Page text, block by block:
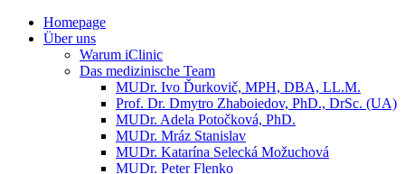
Homepage
Über uns
Warum iClinic
Das medizinische Team
MUDr. Ivo Ďurkovič, MPH, DBA, LL.M.
Prof. Dr. Dmytro Zhaboiedov, PhD., DrSc. (UA)
MUDr. Adela Potočková, PhD.
MUDr. Mráz Stanislav
MUDr. Katarína Selecká Možuchová
MUDr. Peter Flenko